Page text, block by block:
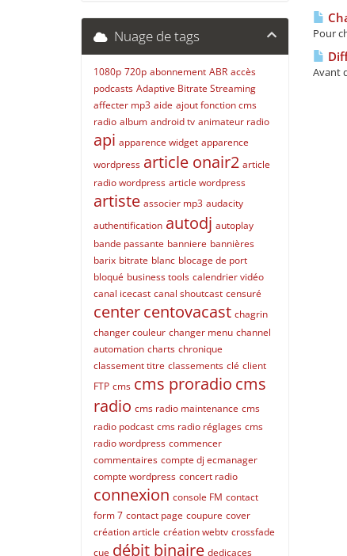
Pour
Avant
Nuage de tags
1080p 720p abonnement ABR accès
podcasts Adaptive Bitrate Streaming
affecter mp3 aide ajout fonction cms
radio album android tv animateur radio
api apparence widget apparence
wordpress article onair2 article
radio wordpress article wordpress
artiste associer mp3 audacity
authentification autodj autoplay
bande passante banniere bannières
barix bitrate blanc blocage de port
bloqué business tools calendrier vidéo
canal icecast canal shoutcast censuré
centercentovacast chagrin
changer couleur changer menu channel
automation charts chronique
classement titre classements clé client
FTP cms cms proradio cms
radio cms radio maintenance cms
radio podcast cms radio réglages cms
radio wordpress commencer
commentaires compte dj ecmanager
compte wordpress concert radio
connexion console FM contact
form 7 contact page coupure cover
création article création webtv crossfade
cue débit binaire dedicaces